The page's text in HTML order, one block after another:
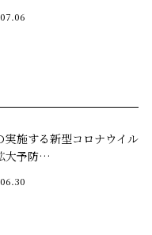
実施する新型コロナウイル
大予防…